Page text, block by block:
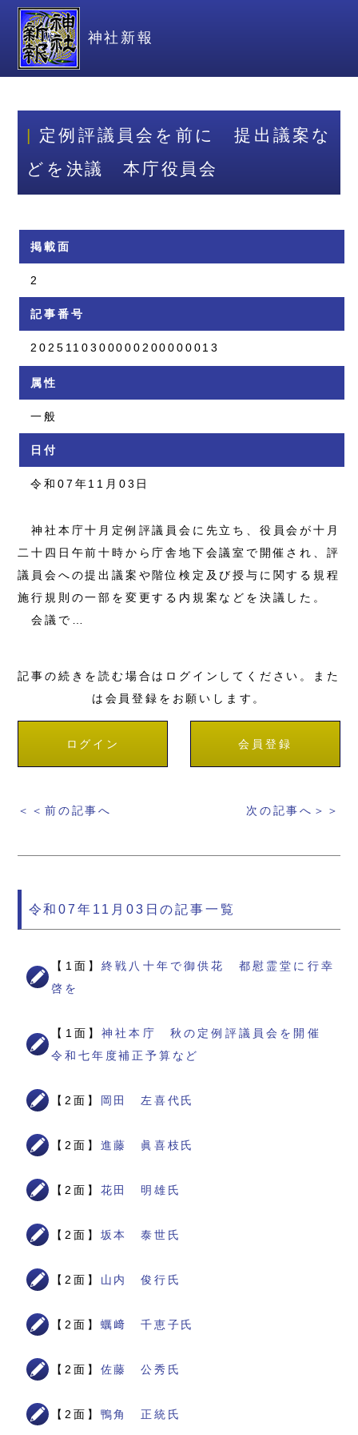
神社新報
定例評議員会を前に 提出議案な
どを決議 本庁役員会
掲載面
2
記事番号
2025110300000200000013
属性
一般
日付
令和07年11月03日
神社本庁十月定例評議員会に先立ち、役員会が十月
二十四日午前十時から庁舎地下会議室で開催され、評
議員会への提出議案や階位検定及び授与に関する規程
施行規則の一部を変更する内規案などを決議した。
会議で…
記事の続きを読む場合はログインしてください。また
は会員登録をお願いします。
ログイン 会員登録
＜＜前の記事へ 次の記事へ＞＞
令和07年11月03日の記事一覧
【1面】終戦八十年で御供花 都慰霊堂に行幸
啓を
【1面】神社本庁 秋の定例評議員会を開催
令和七年度補正予算など
【2面】 岡田 左喜代氏
【2面】 進藤 眞喜枝氏
【2面】 花田 明雄氏
【2面】 坂本 泰世氏
【2面】 山内 俊行氏
【2面】 蠣﨑 千恵子氏
【2面】 佐藤 公秀氏
【2面】 鴨角 正統氏